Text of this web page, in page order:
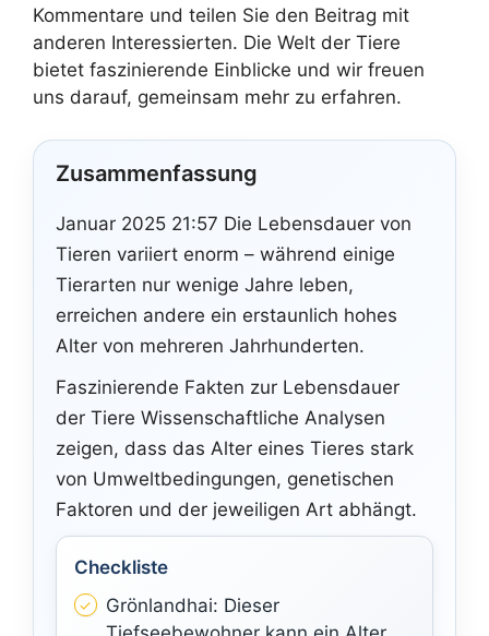
Kommentare und teilen Sie den Beitrag mit
anderen Interessierten. Die Welt der Tiere
bietet faszinierende Einblicke und wir freuen
uns darauf, gemeinsam mehr zu erfahren.
Zusammenfassung
Januar 2025 21:57 Die Lebensdauer von
Tieren variiert enorm – während einige
Tierarten nur wenige Jahre leben,
erreichen andere ein erstaunlich hohes
Alter von mehreren Jahrhunderten.
Faszinierende Fakten zur Lebensdauer
der Tiere Wissenschaftliche Analysen
zeigen, dass das Alter eines Tieres stark
von Umweltbedingungen, genetischen
Faktoren und der jeweiligen Art abhängt.
Checkliste
Grönlandhai: Dieser